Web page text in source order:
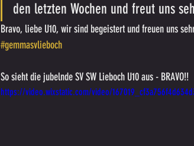
den letzten Wochen und freut uns
Bravo, liebe U10, wir sind begeistert und freuen uns
#gemmasvlieboch
So sieht die jubelnde SV SW Lieboch U10 aus - BRAVO!!
https://video.wixstatic.com/video/